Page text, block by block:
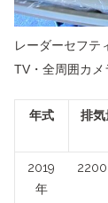
レーダーセフテ
TV・全周囲カ
年式 排気
2019
年